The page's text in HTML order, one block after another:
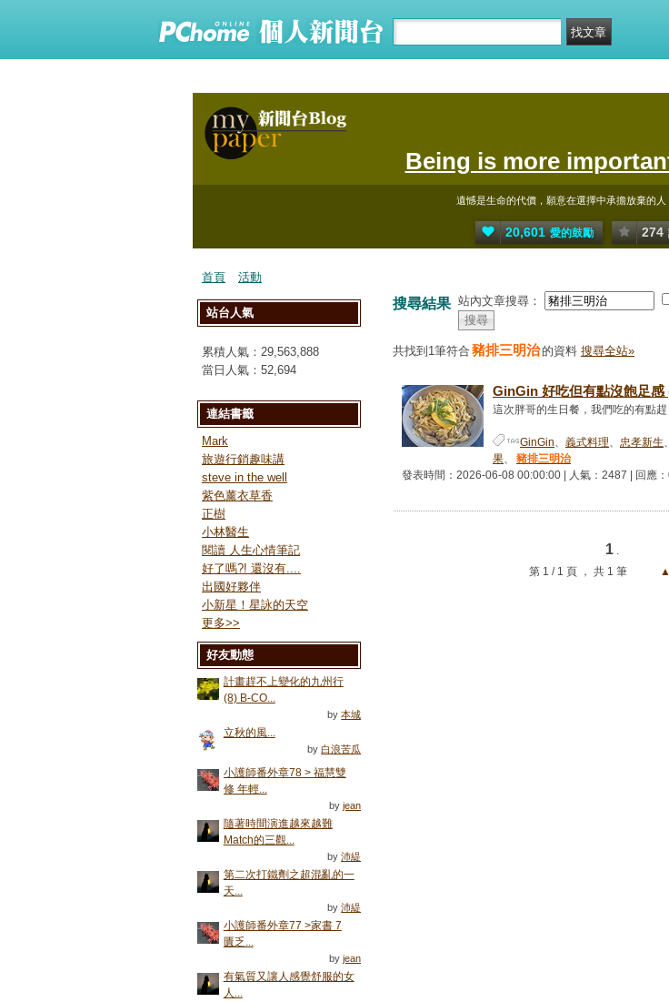
Being is more
遺憾是生命的代價，願意在選擇中承擔放棄的
20,601 愛的鼓勵 274
首頁 活動
搜尋結果 站內文章搜尋：
共找到1筆符合 豬排三明治 的資料 搜尋全站»
GinGin 好吃但有點沒飽足感
這次胖哥的生日餐，我們吃的有點
GinGin、 義式料理、 忠孝新生、
果、
豬排三明治
發表時間：2026-06-08 00:00:00 | 人氣：2487 | 回應
1 .
第 1 / 1 頁 ， 共 1 筆
站台人氣
累積人氣： 29,563,888
當日人氣： 52,694
連結書籤
Mark
旅遊行銷趣味講
steve in the well
紫色薰衣草香
正樹
小林醫生
閱讀 人生心情筆記
好了嗎?! 還沒有....
出國好夥伴
小新星！星詠的天空
更多>>
好友動態
計畫趕不上變化的九州行
(8) B-CO...
by本城
立秋的風...
by白浪苦瓜
小護師番外章78 > 福慧雙
修 年輕...
byjean
隨著時間演進越來越難
Match的三觀...
by沛緹
第二次打鐵劑之超混亂的一
天...
by沛緹
小護師番外章77 >家書 7
匱乏...
byjean
有氣質又讓人感覺舒服的女
人...